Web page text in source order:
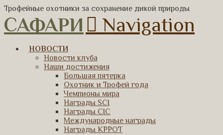
Трофейные охотники за сохранение дикой природы
САФАРИ Navigation
НОВОСТИ
Новости клуба
Наши достижения
Большая пятерка
Охотник и Трофей года
Чемпионы мира
Награды SCI
Награды CIC
Международные награды
Награды КРРОТ